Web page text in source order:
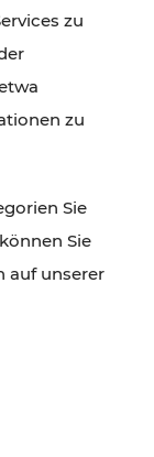
zu
zu
Sie
Sie
auf unserer